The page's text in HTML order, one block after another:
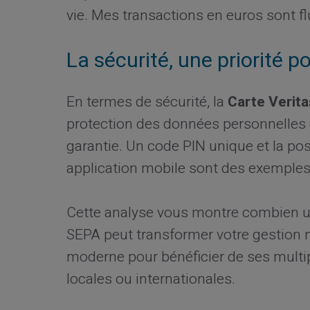
vie. Mes transactions en euros sont
La sécurité, une priorité
En termes de sécurité, la Carte
protection des données
garantie. Un code PIN unique et la
application mobile sont des
Cette analyse vous montre combien
SEPA peut transformer votre
moderne pour bénéficier de ses
locales ou internationales.